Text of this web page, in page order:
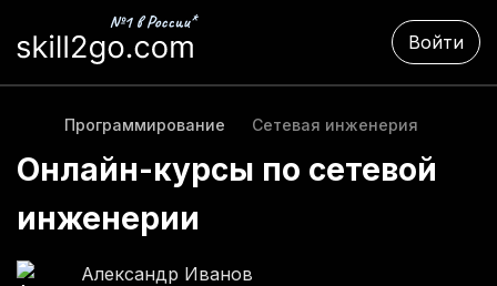
Войти
Программирование Сетевая инженерия
Онлайн-курсы по сетевой
инженерии
Александр Иванов